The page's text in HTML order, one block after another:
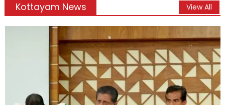
Kottayam News View All